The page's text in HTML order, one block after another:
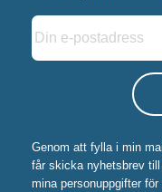
Genom att fylla i min
får skicka nyhetsbrev
mina personuppgifter